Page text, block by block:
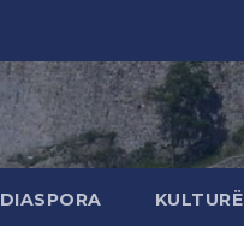
DIASPORA KULTURË